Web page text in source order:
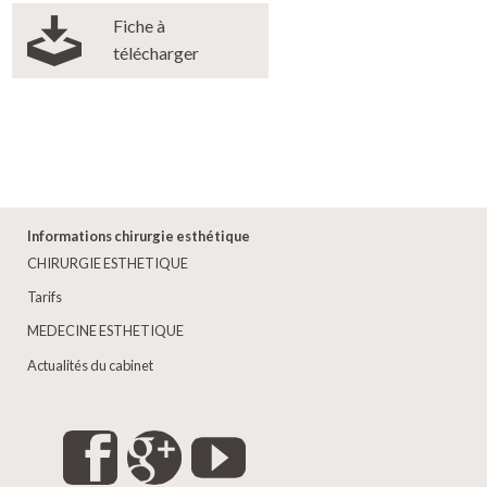
Fiche à
télécharger
Informations chirurgie esthétique
CHIRURGIE ESTHETIQUE
Tarifs
MEDECINE ESTHETIQUE
Actualités du cabinet